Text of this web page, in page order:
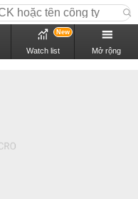
Watch list
New
Mở rộng